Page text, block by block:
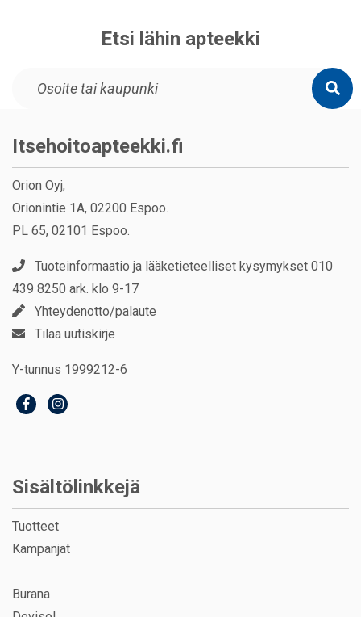
Etsi lähin apteekki
Itsehoitoapteekki.fi
Orion Oyj,
Orionintie 1A, 02200 Espoo.
PL 65, 02101 Espoo.
Tuoteinformaatio ja lääketieteelliset kysymykset 010
439 8250 ark. klo 9-17
Yhteydenotto/palaute
Tilaa uutiskirje
Y-tunnus 1999212-6
Sisältölinkkejä
Tuotteet
Kampanjat
Burana